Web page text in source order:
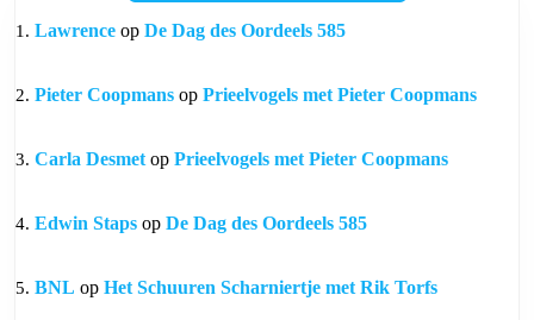
Lawrence op De Dag des Oordeels 585
Pieter Coopmans op Prieelvogels met Pieter Coopmans
Carla Desmet op Prieelvogels met Pieter Coopmans
Edwin Staps op De Dag des Oordeels 585
BNL op Het Schuuren Scharniertje met Rik Torfs